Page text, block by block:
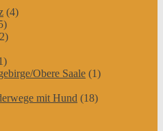
(4)
Obere Saale (1)
mit Hund (18)